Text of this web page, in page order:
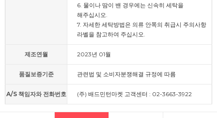
6. 물이나 땀이 밴 경우에는 신속히 세탁을
해주십시오.
7. 자세한 세탁방법은 의류 안쪽의 취급시 주의사항
라벨을 참고하여 주십시오.
제조연월 2023년 01월
품질보증기준 관련법 및 소비자분쟁해결 규정에 따름
A/S 책임자와 전화번호 (주) 배드민턴마켓 고객센터 : 02-3663-3922